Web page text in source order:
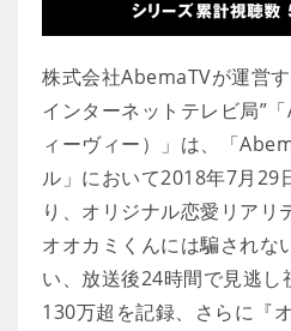
株式会社AbemaTVが運営
インターネットテレビ局”
ィーヴィー）」は、「
ル」において2018年7月29
り、オリジナル恋愛リアリ
オオカミくんには騙され
い、放送後24時間で見逃し
130万超を記録、さらに『